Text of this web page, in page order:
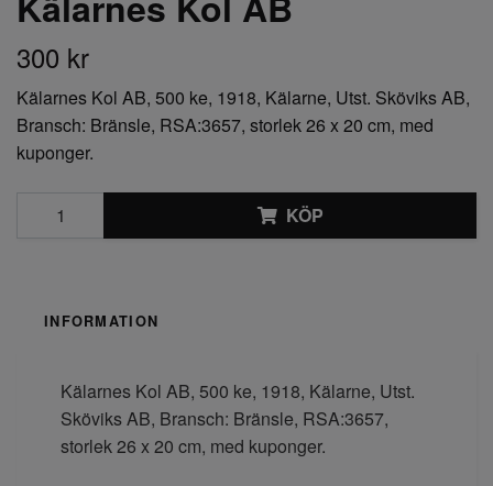
300 kr
Kälarnes Kol AB, 500 ke, 1918, Kälarne, Utst. Sköviks AB,
Bransch: Bränsle, RSA:3657, storlek 26 x 20 cm, med
kuponger.
KÖP
INFORMATION
Kälarnes Kol AB, 500 ke, 1918, Kälarne, Utst.
Sköviks AB, Bransch: Bränsle, RSA:3657,
storlek 26 x 20 cm, med kuponger.